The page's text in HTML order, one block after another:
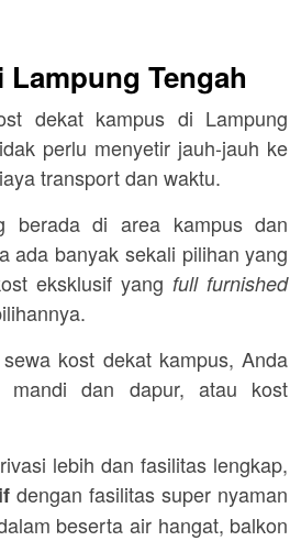
Tengah
dekat kampus di Lampung
perlu menyetir jauh-jauh ke
transport dan waktu.
berada di area kampus dan
ada banyak sekali pilihan yang
eksklusif yang full furnished
kost dekat kampus, Anda
mandi dan dapur, atau kost
lebih dan fasilitas lengkap,
dengan fasilitas super nyaman
beserta air hangat, balkon